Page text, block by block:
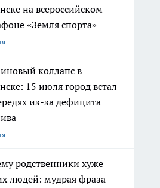
на всероссийском
«Земля спорта»
коллапс в
15 июля город встал
из-за дефицита
родственники хуже
людей: мудрая фраза